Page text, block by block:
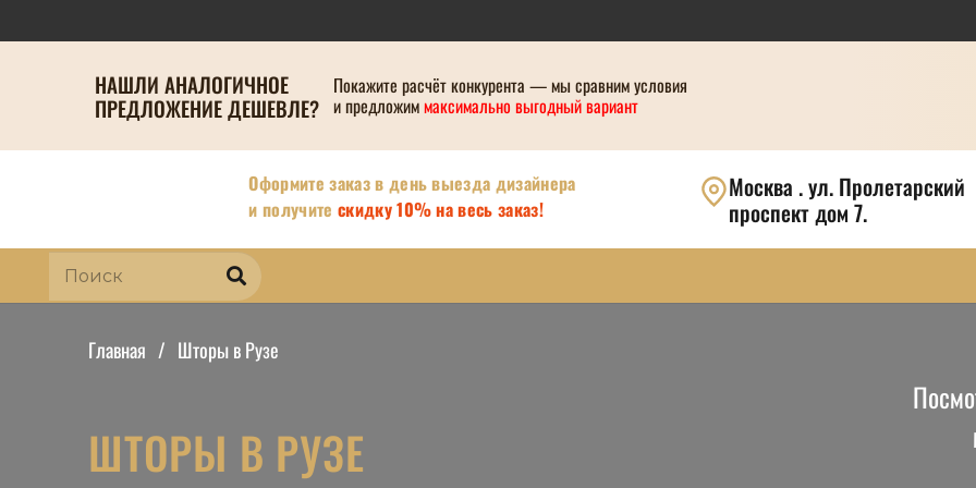
НАШЛИ АНАЛОГИЧНОЕ
ПРЕДЛОЖЕНИЕ ДЕШЕВЛЕ?
Покажите расчёт конкурента — мы сравним условия
и предложиммаксимально выгодный вариант
Оформите заказ в день выезда дизайнера
и получите скидку 10% на весь заказ!
Москва . ул. Пролетарский
проспект дом 7.
Главная / Шторы в Рузе
ШТОРЫ В РУЗЕ